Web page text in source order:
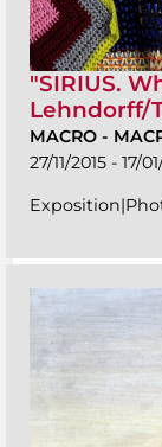
"SIRIUS.
Lehndorff/
MACRO -
27/11/2015 - 17/